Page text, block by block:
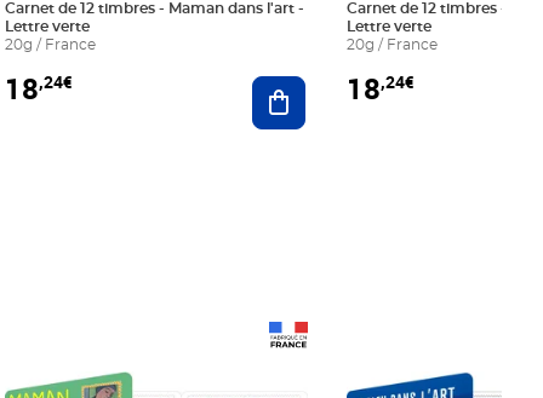
au panier
Carnet de 12 timbres - Maman dans l'art -
Lettre verte
20g / France
18,24€ Ajouter au panier
Carnet de 12 timbres - Le
Lettre verte
20g / France
18,24€